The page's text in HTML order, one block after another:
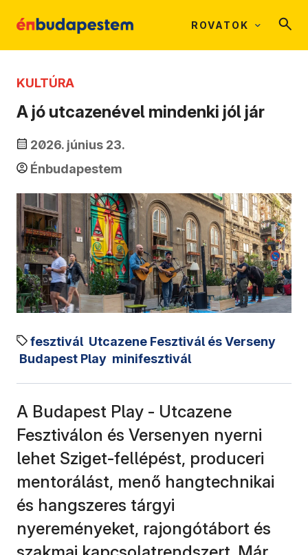
ROVATOK
KULTÚRA
A jó utcazenével mindenki jól jár
2026. június 23.
Énbudapestem
fesztivál Utcazene Fesztivál és Verseny
Budapest Play minifesztivál
A Budapest Play - Utcazene
Fesztiválon és Versenyen nyerni
lehet Sziget-fellépést, produceri
mentorálást, menő hangtechnikai
és hangszeres tárgyi
nyereményeket, rajongótábort és